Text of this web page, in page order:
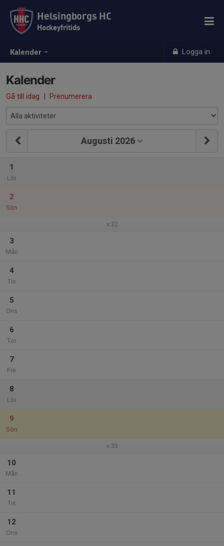
Kalender Logga in
Helsingborgs HC
Hockeyfritids
Kalender
Gå till idag | Prenumerera
Augusti 2026
1
Lör
2
Sön
v.32
3
Mån
4
Tis
5
Ons
6
Tor
7
Fre
8
Lör
9
Sön
v.33
10
Mån
11
Tis
12
Ons